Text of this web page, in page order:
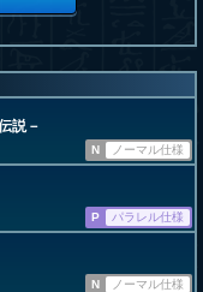
説－
N
ノーマル仕様
P
パラレル仕様
N
ノーマル仕様